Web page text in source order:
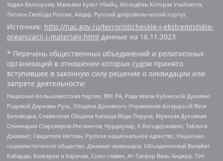
Хаджи Белхороев, Маньяки Культ Убийц, Молодёжь Которая Улыбается,
Легион Свобода России, Айдар, Русский добровольческий корпус
Источник: http://nac.gov.ru/terroristicheskie-i-ekstremistskie-
organizacii-i-materialy.html данные на 16.11.2023
* Перечень общественных объединений и религиозных
организаций в отношении которых судом принято
вступившее в законную силу решение о ликвидации или
запрете деятельности:
Национал-большевистская партия, ВЕК РА, Рада земли Кубанской Духовно
Родовой Державы Русь, Община Духовного Управления Асгардской Веси
Беловодья, Славянская Община Капища Веды Перуна, Мужская Духовная
Семинария Староверов-Инглингов, Нурджулар, К Богодержавию, Таблиги
Джамаат, Свидетели Иеговы, Русское национальное единство, Национал-
социалистическое общество, Джамаат мувахидов, Объединенный Вилайат
Кабарды, Балкарии и Карачая, Союз славян, Ат-Такфир Валь-Хиджра, Пит